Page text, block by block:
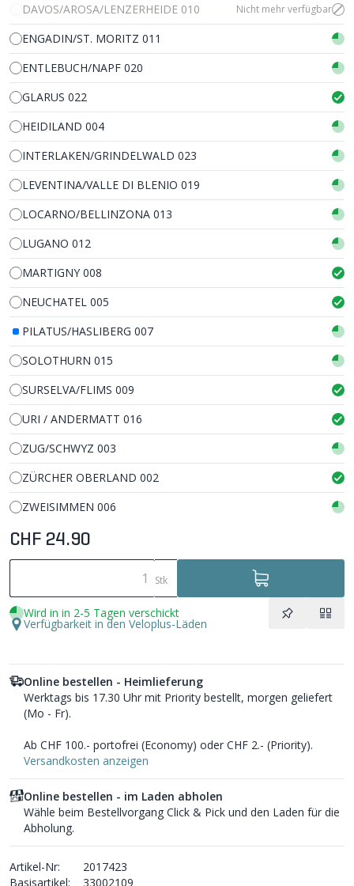
DAVOS/AROSA/LENZERHEIDE 010 Nicht mehr verfügbar
ENGADIN/ST. MORITZ 011
ENTLEBUCH/NAPF 020
GLARUS 022
HEIDILAND 004
INTERLAKEN/GRINDELWALD 023
LEVENTINA/VALLE DI BLENIO 019
LOCARNO/BELLINZONA 013
LUGANO 012
MARTIGNY 008
NEUCHATEL 005
PILATUS/HASLIBERG 007
SOLOTHURN 015
SURSELVA/FLIMS 009
URI / ANDERMATT 016
ZUG/SCHWYZ 003
ZÜRCHER OBERLAND 002
ZWEISIMMEN 006
CHF 24.90
Stk
Wird in in 2-5 Tagen verschickt
Verfügbarkeit in den Veloplus-Läden
Online bestellen - Heimlieferung
Werktags bis 17.30 Uhr mit Priority bestellt, morgen geliefert
(Mo - Fr).
Ab CHF 100.- portofrei (Economy) oder CHF 2.- (Priority).
Versandkosten anzeigen
Online bestellen - im Laden abholen
Wähle beim Bestellvorgang Click & Pick und den Laden für die
Abholung.
Artikel-Nr:
2017423
Basisartikel:
33002109